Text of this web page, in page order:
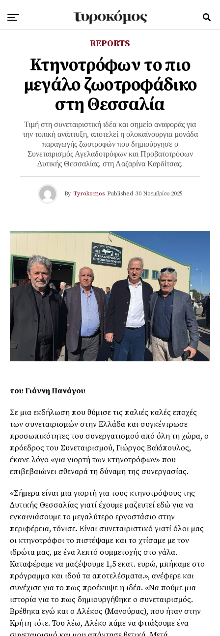
REPORTS
Κτηνοτρόφων το πιο
μεγάλο ζωοτροφάδικο
στη Θεσσαλία
Τιµή στη συνεταιριστική ιδέα και σηµείο αναφοράς για
την τοπική ανάπτυξη, αποτελεί η ολοκαίνουργια µονάδα
παραγωγής ζωοτροφών που δηµιούργησε ο
Συνεταιρισµός Αγελαδοτρόφων και Προβατοτρόφων
∆υτικής Θεσσαλίας, στη Λαζαρίνα Καρδίτσας.
By Tyrokomos Published 30 Νοεμβρίου 2025
του Γιάννη Πανάγου
Σε µια εκδήλωση που θύµισε τις παλιές καλές εποχές
των συνεταιρισµών στην Ελλάδα και συγκέντρωσε
προσωπικότητες του συνεργατισµού από όλη τη χώρα, ο
πρόεδρος του Συνεταιρισµού, Γιώργος Βαϊόπουλος,
έκανε λόγο «για γιορτή των κτηνοτρόφων» που
επιβεβαιώνει σθεναρά τη δύναµη της συνεργασίας.
«Σήµερα είναι µια γιορτή για τους κτηνοτρόφους της
∆υτικής Θεσσαλίας γιατί έχουµε µαζευτεί εδώ για να
εγκαινιάσουµε το µεγαλύτερο εργοστάσιο στην
περιφέρεια, τόνισε. Είναι συνεταιριστικό γιατί όλοι µας
οι κτηνοτρόφοι το πιστέψαµε και το χτίσαµε µε τον
ιδρώτα µας, µε ένα λεπτό συµµετοχής στο γάλα.
Καταφέραµε να µαζέψουµε 1,5 εκατ. ευρώ, µπήκαµε στο
πρόγραµµα και ιδού τα αποτελέσµατα.», ανέφερε και
συνέχισε για το πως προέκυψε η ιδέα. «Να πούµε µια
ιστορία για το πως δηµιουργήθηκε ο συνεταιρισµός.
Βρέθηκα εγώ και ο Αλέκος (Μανούρας), που ήταν στην
Κρήτη τότε. Του λέω, Αλέκο πάµε να φτιάξουµε ένα